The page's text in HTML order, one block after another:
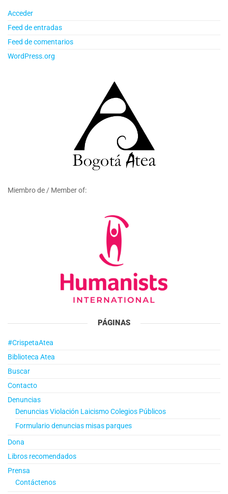
Acceder
Feed de entradas
Feed de comentarios
WordPress.org
Miembro de / Member of:
PÁGINAS
#CrispetaAtea
Biblioteca Atea
Buscar
Contacto
Denuncias
Denuncias Violación Laicismo Colegios Públicos
Formulario denuncias misas parques
Dona
Libros recomendados
Prensa
Contáctenos